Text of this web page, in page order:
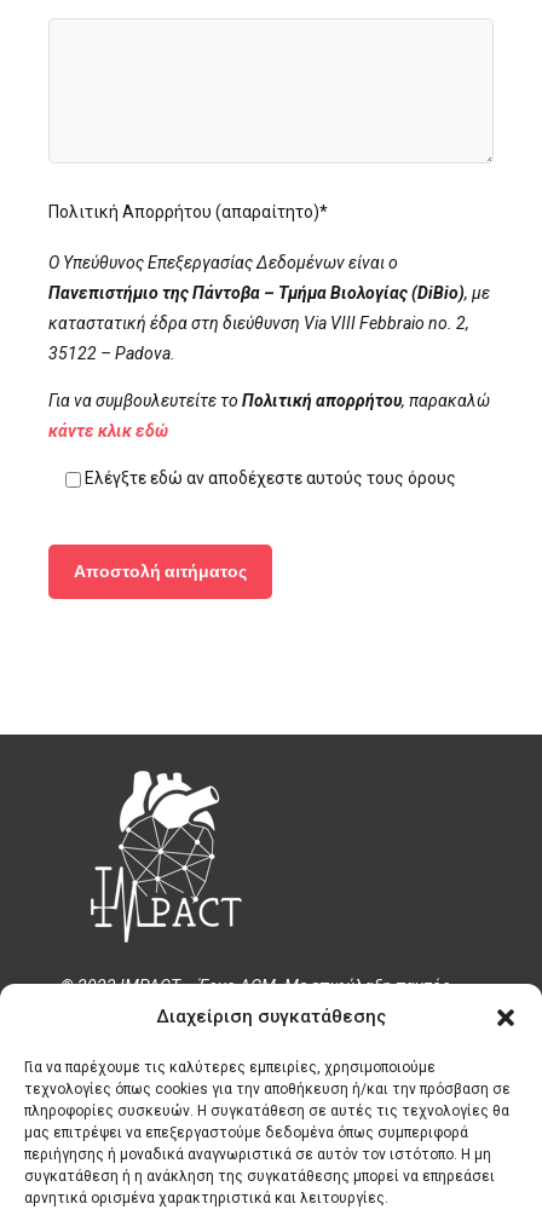
Διαχείριση συγκατάθεσης
Για να παρέχουμε τις καλύτερες εμπειρίες, χρησιμοποιούμε
τεχνολογίες όπως cookies για την αποθήκευση ή/και την πρόσβαση σε
πληροφορίες συσκευών. Η συγκατάθεση σε αυτές τις τεχνολογίες θα
μας επιτρέψει να επεξεργαστούμε δεδομένα όπως συμπεριφορά
περιήγησης ή μοναδικά αναγνωριστικά σε αυτόν τον ιστότοπο. Η μη
συγκατάθεση ή η ανάκληση της συγκατάθεσης μπορεί να επηρεάσει
αρνητικά ορισμένα χαρακτηριστικά και λειτουργίες.
Πολιτική Απορρήτου (απαραίτητο)*
Ο Υπεύθυνος Επεξεργασίας Δεδομένων είναι ο
Πανεπιστήμιο της Πάντοβα – Τμήμα Βιολογίας (DiBio), με
καταστατική έδρα στη διεύθυνση Via VIII Febbraio no. 2,
35122 – Padova.
Για να συμβουλευτείτε το Πολιτική απορρήτου, παρακαλώ
κάντε κλικ εδώ
Ελέγξτε εδώ αν αποδέχεστε αυτούς τους όρους
© 2023 IMPACT – Έργο ACM. Με επιφύλαξη παντός
δικαιώματος
Πολιτική απορρήτου
Πολιτική Cookies
Όροι και προϋποθέσεις